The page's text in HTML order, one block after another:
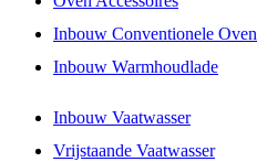
Inbouw Conventionele Oven
Inbouw Warmhoudlade
Inbouw Vaatwasser
Vrijstaande Vaatwasser